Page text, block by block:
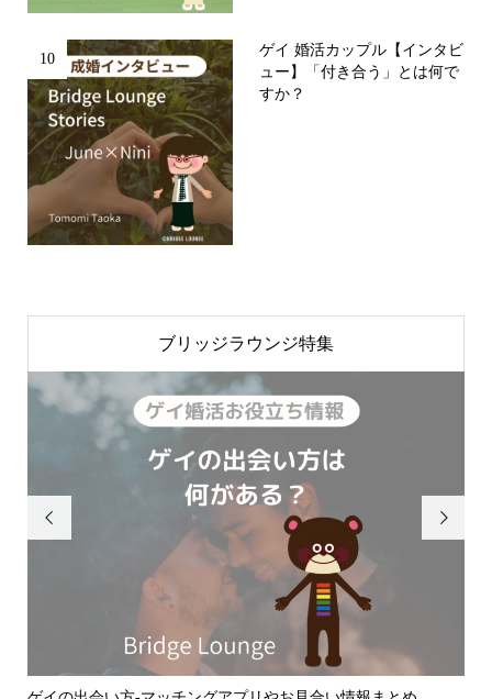
10
ゲイ 婚活カップル【インタビ
ュー】「付き合う」とは何で
すか？
ブリッジラウンジ特集
 